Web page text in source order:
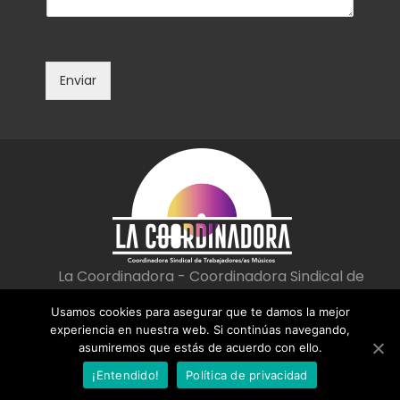
r
n
i
o
Enviar
La Coordinadora - Coordinadora Sindical de
Aviso Legal| Política de privacidad | Política de cookies
Usamos cookies para asegurar que te damos la mejor
experiencia en nuestra web. Si continúas navegando,
asumiremos que estás de acuerdo con ello.
¡Entendido!
Política de privacidad